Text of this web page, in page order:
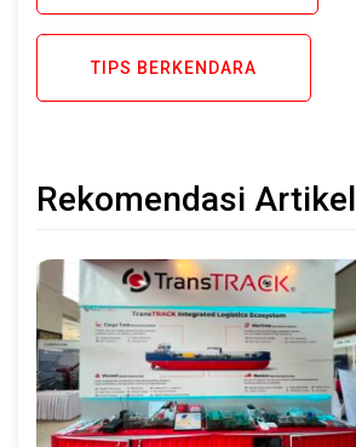
TIPS BERKENDARA
Rekomendasi Artikel